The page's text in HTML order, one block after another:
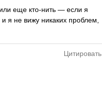
еще кто-нить — если я
я не вижу никаких проблем,
Цитировать